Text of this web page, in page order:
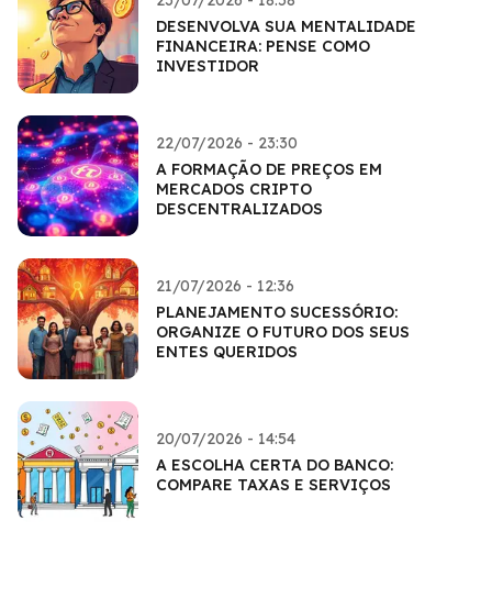
DESENVOLVA SUA MENTALIDADE
FINANCEIRA: PENSE COMO
INVESTIDOR
22/07/2026 - 23:30
A FORMAÇÃO DE PREÇOS EM
MERCADOS CRIPTO
DESCENTRALIZADOS
21/07/2026 - 12:36
PLANEJAMENTO SUCESSÓRIO:
ORGANIZE O FUTURO DOS SEUS
ENTES QUERIDOS
20/07/2026 - 14:54
A ESCOLHA CERTA DO BANCO:
COMPARE TAXAS E SERVIÇOS